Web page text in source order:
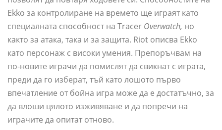
Ekko за контролиране на времето ще играят като
специалната способност на Tracer Overwatch, но
както за атака, така и за защита. Riot описва Ekko
като персонаж с високи умения. Препоръчвам на
по-новите играчи да помислят да свикнат с играта,
преди да го изберат, тъй като лошото първо
впечатление от бойна игра може да е достатъчно, за
да влоши цялото изживяване и да попречи на
играчите да опитат отново.